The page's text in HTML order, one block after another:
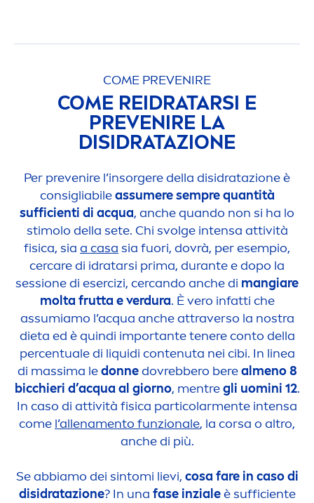
COME PREVENIRE
COME REIDRATARSI E
PREVENIRE LA
DISIDRATAZIONE
Per prevenire l’insorgere della disidratazione è
consigliabileassumere sempre quantità
sufficienti di acqua, anche quando non si ha lo
stimolo della sete. Chi svolge intensa attività
fisica, sia a casa sia fuori, dovrà, per esempio,
cercaredi idratarsi prima, durante e dopo la
sessione di esercizi, cercando anche di mangiare
molta frutta e verdura. È vero infatti che
assumiamo l’acqua anche attraverso la nostra
dieta ed è quindi importante tenere conto della
percentuale di liquidi contenuta nei cibi. In linea
di massima ledonnedovrebbero berealmeno 8
bicchieri d’acqua al giorno, mentregli uomini 12.
In caso di attività fisica particolarmente intensa
come l’allenamento funzionale, la corsa o altro,
anche di più.
Se abbiamo dei sintomi lievi, cosa fare in caso di
disidratazione? In una fase inzialeè sufficiente